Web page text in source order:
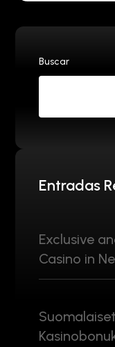
Buscar
Entradas
Exclusive
Casino in